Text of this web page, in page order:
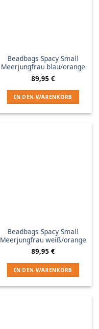
Beadbags Spacy Small
Meerjungfrau blau/orange
89,95 €
IN DEN WARENKORB
Beadbags Spacy Small
Meerjungfrau weiß/orange
89,95 €
IN DEN WARENKORB